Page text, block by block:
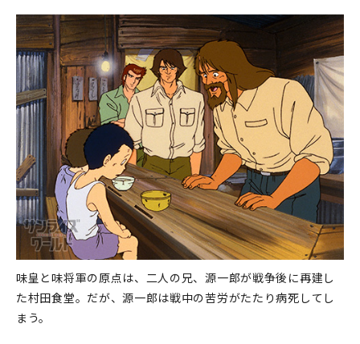
味皇と味将軍の原点は、二人の兄、源一郎が戦争後に再建し
た村田食堂。だが、源一郎は戦中の苦労がたたり病死してし
まう。